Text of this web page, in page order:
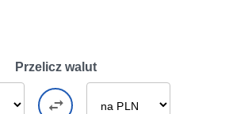
Przelicz walut